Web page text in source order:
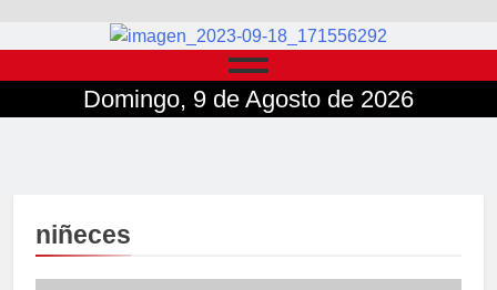
Domingo, 9 de Agosto de 2026
niñeces